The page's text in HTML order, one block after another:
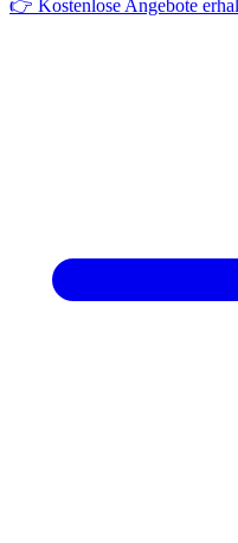
👉 Kostenlose Angebote